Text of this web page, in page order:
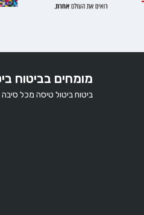
מומחים בביטוח
ביטוח ביטול טיסה מכל סיבה